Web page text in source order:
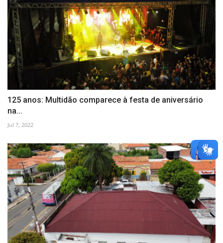
125 anos: Multidão comparece à festa de aniversário
na...
Jul 7, 2022